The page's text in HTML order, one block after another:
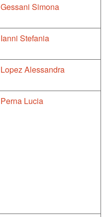
Gessani Simona
Ianni Stefania
Lopez Alessandra
Perna Lucia